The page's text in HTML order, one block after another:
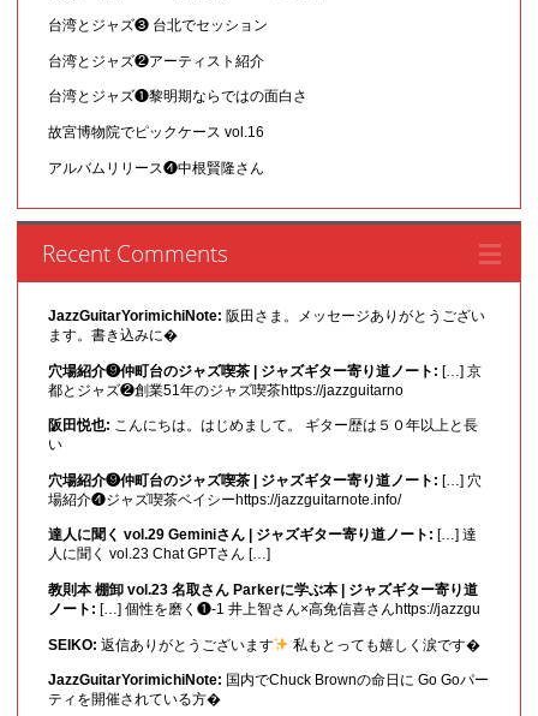
台湾とジャズ❸ 台北でセッション
台湾とジャズ❷アーティスト紹介
台湾とジャズ❶黎明期ならではの面白さ
故宮博物院でピックケース vol.16
アルバムリリース❹中根賢隆さん
Recent Comments
JazzGuitarYorimichiNote: 阪田さま。メッセージありがとうござい
ます。書き込みに�
穴場紹介❾仲町台のジャズ喫茶 | ジャズギター寄り道ノート: […] 京
都とジャズ❷創業51年のジャズ喫茶https://jazzguitarno
阪田悦也: こんにちは。はじめまして。 ギター歴は５０年以上と長
い
穴場紹介❾仲町台のジャズ喫茶 | ジャズギター寄り道ノート: […] 穴
場紹介❹ジャズ喫茶ベイシーhttps://jazzguitarnote.info/
達人に聞く vol.29 Geminiさん | ジャズギター寄り道ノート: […] 達
人に聞く vol.23 Chat GPTさん […]
教則本 棚卸 vol.23 名取さん Parkerに学ぶ本 | ジャズギター寄り道
ノート: […] 個性を磨く❶-1 井上智さん×高免信喜さんhttps://jazzgu
SEIKO: 返信ありがとうございます 私もとっても嬉しく涙です�
JazzGuitarYorimichiNote: 国内でChuck Brownの命日に Go Goパー
ティを開催されている方�